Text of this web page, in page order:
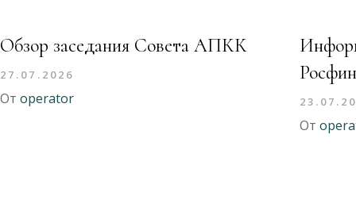
Обзор заседания Совета АПКК
27.07.2026
От operator
От